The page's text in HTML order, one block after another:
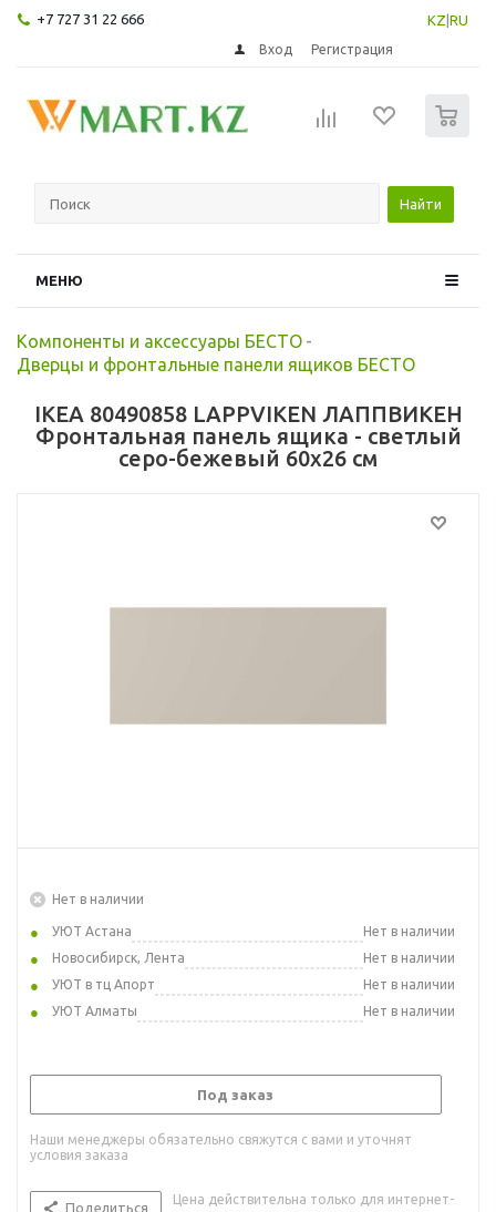
+7 727 31 22 666 KZ RU
Вход Регистрация
Найти
МЕНЮ
Компоненты и аксессуары БЕСТО -
Дверцы и фронтальные панели ящиков БЕСТО
IKEA 80490858 LAPPVIKEN ЛАППВИКЕН
Фронтальная панель ящика - светлый
серо-бежевый 60x26 см
Нет в наличии
УЮТ Астана
Нет в наличии
Новосибирск, Лента
Нет в наличии
УЮТ в тц Апорт
Нет в наличии
УЮТ Алматы
Нет в наличии
Под заказ
Наши менеджеры обязательно свяжутся с вами и уточнят
условия заказа
Поделиться
Цена действительна только для интернет-